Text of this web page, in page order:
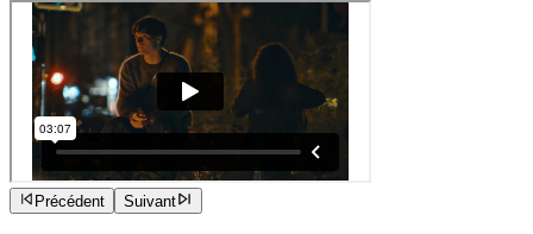
Précédent Suivant